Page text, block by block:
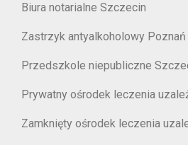
Biura notarialne Szczecin
Zastrzyk antyalkoholowy Poznań
Przedszkole niepubliczne
Prywatny ośrodek leczenia
Zamknięty ośrodek leczenia